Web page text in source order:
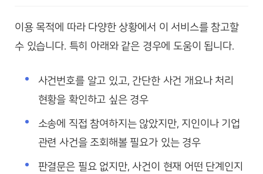
이용 목적에 따라 다양한 상황에서 이 서비스를 참고할
수 있습니다. 특히 아래와 같은 경우에 도움이 됩니다.
사건번호를 알고 있고, 간단한 사건 개요나 처리
현황을 확인하고 싶은 경우
소송에 직접 참여하지는 않았지만, 지인이나 기업
관련 사건을 조회해볼 필요가 있는 경우
판결문은 필요 없지만, 사건이 현재 어떤 단계인지